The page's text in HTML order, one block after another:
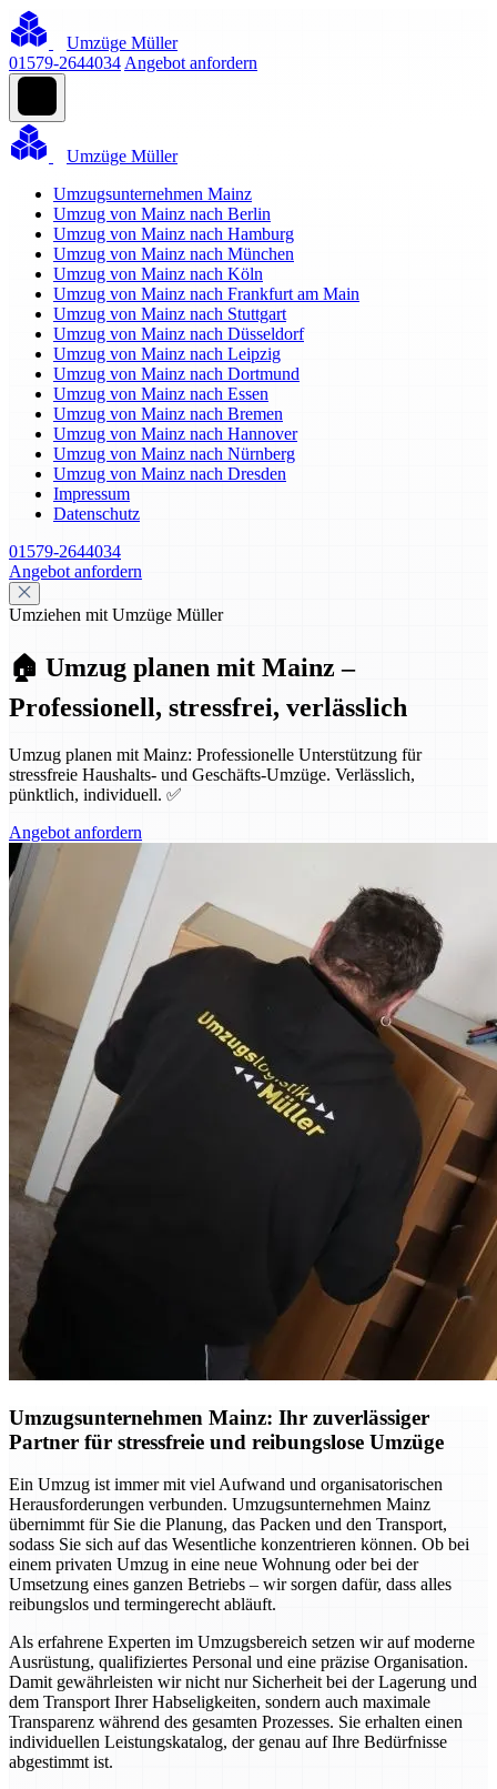
Umzüge Müller
01579-2644034 Angebot anfordern
Umzüge Müller
Umzugsunternehmen Mainz
Umzug von Mainz nach Berlin
Umzug von Mainz nach Hamburg
Umzug von Mainz nach München
Umzug von Mainz nach Köln
Umzug von Mainz nach Frankfurt am Main
Umzug von Mainz nach Stuttgart
Umzug von Mainz nach Düsseldorf
Umzug von Mainz nach Leipzig
Umzug von Mainz nach Dortmund
Umzug von Mainz nach Essen
Umzug von Mainz nach Bremen
Umzug von Mainz nach Hannover
Umzug von Mainz nach Nürnberg
Umzug von Mainz nach Dresden
Impressum
Datenschutz
01579-2644034
Angebot anfordern
Umziehen mit Umzüge Müller
🏠 Umzug planen mit Mainz –
Professionell, stressfrei, verlässlich
Umzug planen mit Mainz: Professionelle Unterstützung für
stressfreie Haushalts- und Geschäfts-Umzüge. Verlässlich,
pünktlich, individuell. ✅
Angebot anfordern
Umzugsunternehmen Mainz: Ihr zuverlässiger
Partner für stressfreie und reibungslose Umzüge
Ein Umzug ist immer mit viel Aufwand und organisatorischen
Herausforderungen verbunden. Umzugsunternehmen Mainz
übernimmt für Sie die Planung, das Packen und den Transport,
sodass Sie sich auf das Wesentliche konzentrieren können. Ob bei
einem privaten Umzug in eine neue Wohnung oder bei der
Umsetzung eines ganzen Betriebs – wir sorgen dafür, dass alles
reibungslos und termingerecht abläuft.
Als erfahrene Experten im Umzugsbereich setzen wir auf moderne
Ausrüstung, qualifiziertes Personal und eine präzise Organisation.
Damit gewährleisten wir nicht nur Sicherheit bei der Lagerung und
dem Transport Ihrer Habseligkeiten, sondern auch maximale
Transparenz während des gesamten Prozesses. Sie erhalten einen
individuellen Leistungskatalog, der genau auf Ihre Bedürfnisse
abgestimmt ist.